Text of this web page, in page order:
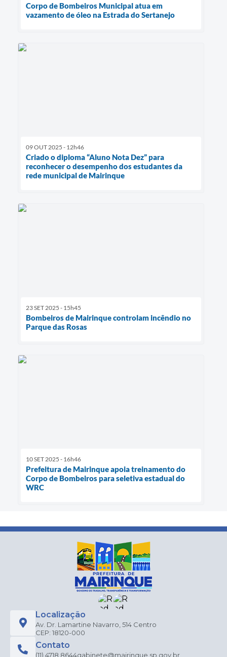
Corpo de Bombeiros Municipal atua em
vazamento de óleo na Estrada do Sertanejo
09 OUT 2025 - 12h46
Criado o diploma “Aluno Nota Dez” para
reconhecer o desempenho dos estudantes da
rede municipal de Mairinque
23 SET 2025 - 15h45
Bombeiros de Mairinque controlam incêndio no
Parque das Rosas
10 SET 2025 - 16h46
Prefeitura de Mairinque apoia treinamento do
Corpo de Bombeiros para seletiva estadual do
WRC
Localização
Av. Dr. Lamartine Navarro, 514 Centro
CEP: 18120-000
Contato
(11) 4718.8644gabinete@mairinque.sp.gov.br